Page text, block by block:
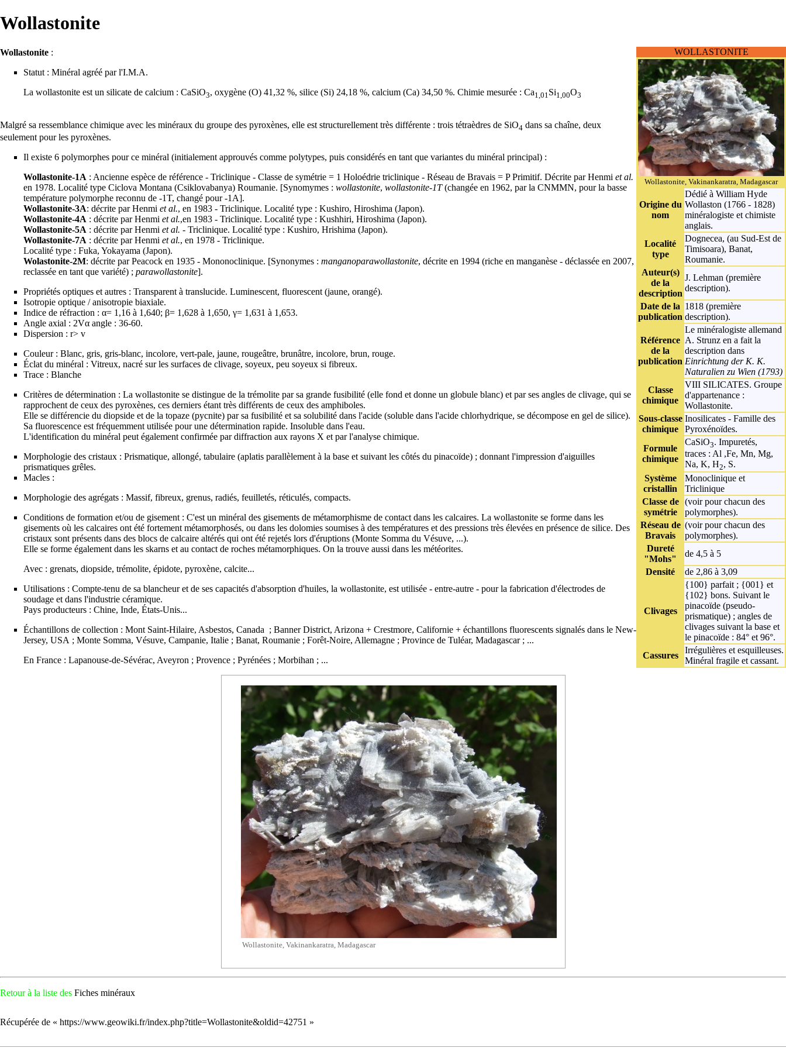
Wollastonite
WOLLASTONITE
Wollastonite, Vakinankaratra, Madagascar
Origine du
nom
Dédié à William Hyde
Wollaston (1766 - 1828)
minéralogiste et chimiste
anglais.
Localité
type
Dognecea, (au Sud-Est de
Timisoara), Banat,
Roumanie.
Auteur(s)
de la
description
J. Lehman (première
description).
Date de la
publication
1818 (première
description).
Référence
de la
publication
Le minéralogiste allemand
A. Strunz en a fait la
description dans
Einrichtung der K. K.
Naturalien zu Wien (1793)
Classe
chimique
VIII SILICATES. Groupe
d'appartenance :
Wollastonite.
Sous-classe
chimique
Inosilicates - Famille des
Pyroxénoïdes.
Formule
chimique
CaSiO3. Impuretés,
traces : Al ,Fe, Mn, Mg,
Na, K, H2, S.
Système
cristallin
Monoclinique et
Triclinique
Classe de
symétrie
(voir pour chacun des
polymorphes).
Réseau de
Bravais
(voir pour chacun des
polymorphes).
Dureté
"Mohs"
de 4,5 à 5
Densité
de 2,86 à 3,09
Clivages
{100} parfait ; {001} et
{102} bons. Suivant le
pinacoïde (pseudo-
prismatique) ; angles de
clivages suivant la base et
le pinacoïde : 84° et 96°.
Cassures
Irrégulières et esquilleuses.
Minéral fragile et cassant.
Wollastonite :
Statut : Minéral agréé par l'I.M.A.
La wollastonite est un silicate de calcium : CaSiO3, oxygène (O) 41,32 %, silice (Si) 24,18 %, calcium (Ca) 34,50 %. Chimie mesurée : Ca1,01Si1,00O3
Malgré sa ressemblance chimique avec les minéraux du groupe des pyroxènes, elle est structurellement très différente : trois tétraèdres de SiO4 dans sa chaîne, deux
seulement pour les pyroxènes.
Il existe 6 polymorphes pour ce minéral (initialement approuvés comme polytypes, puis considérés en tant que variantes du minéral principal) :
Wollastonite-1A : Ancienne espèce de référence - Triclinique - Classe de symétrie = 1 Holoédrie triclinique - Réseau de Bravais = P Primitif. Décrite par Henmi et al.
en 1978. Localité type Ciclova Montana (Csiklovabanya) Roumanie. [Synomymes : wollastonite, wollastonite-1T(changée en 1962, par la CNMMN, pour la basse
température polymorphe reconnu de -1T, changé pour -1A].
Wollastonite-3A: décrite par Henmi et al., en 1983 - Triclinique. Localité type : Kushiro, Hiroshima (Japon).
Wollastonite-4A : décrite par Henmi et al.,en 1983 - Triclinique. Localité type : Kushhiri, Hiroshima (Japon).
Wollastonite-5A : décrite par Henmi et al. - Triclinique. Localité type : Kushiro, Hrishima (Japon).
Wollastonite-7A : décrite par Henmi et al., en 1978 - Triclinique.
Localité type : Fuka, Yokayama (Japon).
Wolastonite-2M: décrite par Peacock en 1935 - Mononoclinique. [Synonymes : manganoparawollastonite, décrite en 1994 (riche en manganèse - déclassée en 2007,
reclassée en tant que variété) ; parawollastonite].
Propriétés optiques et autres : Transparent à translucide. Luminescent, fluorescent (jaune, orangé).
Isotropie optique / anisotropie biaxiale.
Indice de réfraction : α= 1,16 à 1,640; β= 1,628 à 1,650, γ= 1,631 à 1,653.
Angle axial : 2Vα angle : 36-60.
Dispersion : r> v
Couleur : Blanc, gris, gris-blanc, incolore, vert-pale, jaune, rougeâtre, brunâtre, incolore, brun, rouge.
Éclat du minéral : Vitreux, nacré sur les surfaces de clivage, soyeux, peu soyeux si fibreux.
Trace : Blanche
Critères de détermination : La wollastonite se distingue de la trémolite par sa grande fusibilité (elle fond et donne un globule blanc) et par ses angles de clivage, qui se
rapprochent de ceux des pyroxènes, ces derniers étant très différents de ceux des amphiboles.
Elle se différencie du diopside et de la topaze (pycnite) par sa fusibilité et sa solubilité dans l'acide (soluble dans l'acide chlorhydrique, se décompose en gel de silice).
Sa fluorescence est fréquemment utilisée pour une détermination rapide. Insoluble dans l'eau.
L'identification du minéral peut également confirmée pardiffraction aux rayons X et par l'analyse chimique.
Morphologie des cristaux : Prismatique, allongé, tabulaire (aplatis parallèlement à la base et suivant les côtés du pinacoïde) ; donnant l'impression d'aiguilles
prismatiques grêles.
Macles :
Morphologie des agrégats : Massif, fibreux, grenus, radiés, feuilletés, réticulés, compacts.
Conditions de formation et/ou de gisement : C'est un minéral des gisements de métamorphisme de contact dans les calcaires. La wollastonite se forme dans les
gisements où les calcaires ont été fortement métamorphosés, ou dans les dolomies soumises à des températures et des pressions très élevées en présence de silice. Des
cristaux sont présents dans des blocs de calcaire altérés qui ont été rejetés lors d'éruptions (Monte Somma du Vésuve, ...).
Elle se forme également dans les skarns et au contact de roches métamorphiques. On la trouve aussi dans les météorites.
Avec : grenats, diopside, trémolite, épidote, pyroxène, calcite...
Utilisations : Compte-tenu de sa blancheur et de ses capacités d'absorption d'huiles, la wollastonite, est utilisée - entre-autre - pour la fabrication d'électrodes de
soudage et dans l'industrie céramique.
Pays producteurs : Chine, Inde, États-Unis...
Échantillons de collection : Mont Saint-Hilaire, Asbestos, Canada ; Banner District, Arizona + Crestmore, Californie + échantillons fluorescents signalés dans le New-
Jersey, USA ; Monte Somma, Vésuve, Campanie, Italie ; Banat, Roumanie ; Forêt-Noire, Allemagne ; Province de Tuléar, Madagascar ; ...
En France : Lapanouse-de-Sévérac, Aveyron ; Provence ; Pyrénées ; Morbihan ; ...
Wollastonite, Vakinankaratra, Madagascar
Retour à la liste des Fiches minéraux
Récupérée de « https://www.geowiki.fr/index.php?title=Wollastonite&oldid=42751 »